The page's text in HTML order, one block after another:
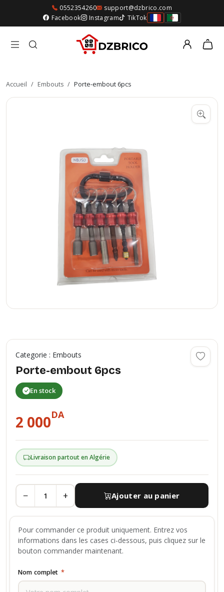
0552354260
support@dzbrico.com
Facebook
Instagram TikTok
Accueil / Embouts / Porte-embout 6pcs
Categorie : Embouts
Porte-embout 6pcs
En stock
2 000DA
Livraison partout en Algérie
− + Ajouter au panier
Pour commander ce produit uniquement. Entrez vos
informations dans les cases ci-dessous, puis cliquez sur le
bouton commander maintenant.
Nom complet *